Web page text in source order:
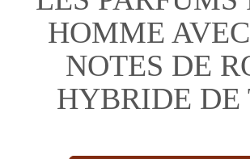
HOMME
NOTES DE
HYBRIDE DE